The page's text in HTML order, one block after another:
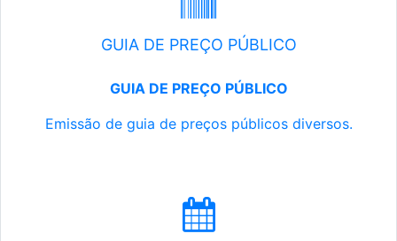
GUIA DE PREÇO PÚBLICO
GUIA DE PREÇO PÚBLICO
Emissão de guia de preços públicos diversos.